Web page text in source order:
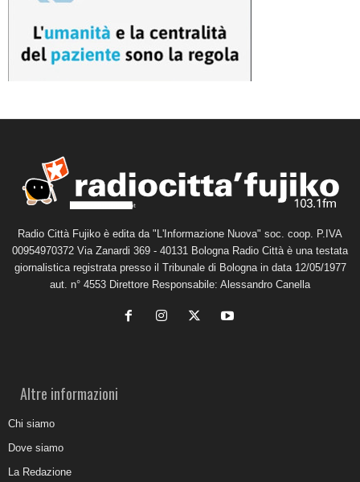
Radio Città Fujiko è edita da "L'Informazione Nuova" soc. coop. P.IVA
00954970372 Via Zanardi 369 - 40131 Bologna Radio Città è una testata
giornalistica registrata presso il Tribunale di Bologna in data 12/05/1977
aut. n° 4553 Direttore Responsabile: Alessandro Canella
Altre informazioni
Chi siamo
Dove siamo
La Redazione